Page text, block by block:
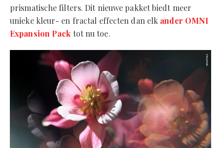
prismatische filters. Dit nieuwe pakket biedt meer
unieke kleur- en fractal effecten dan elk ander OMNI
Expansion Pack tot nu toe.